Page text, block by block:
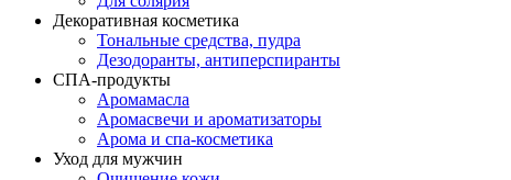
Декоративная косметика
Тональные средства, пудра
Дезодоранты, антиперспиранты
СПА-продукты
Аромамасла
Аромасвечи и ароматизаторы
Арома и спа-косметика
Уход для мужчин